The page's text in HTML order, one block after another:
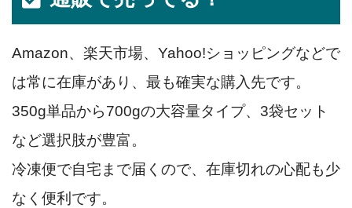
Amazon、楽天市場、Yahoo!ショッピングなどで
は常に在庫があり、最も確実な購入先です。
350g単品から700gの大容量タイプ、3袋セット
など選択肢が豊富。
冷凍便で自宅まで届くので、在庫切れの心配も少
なく便利です。